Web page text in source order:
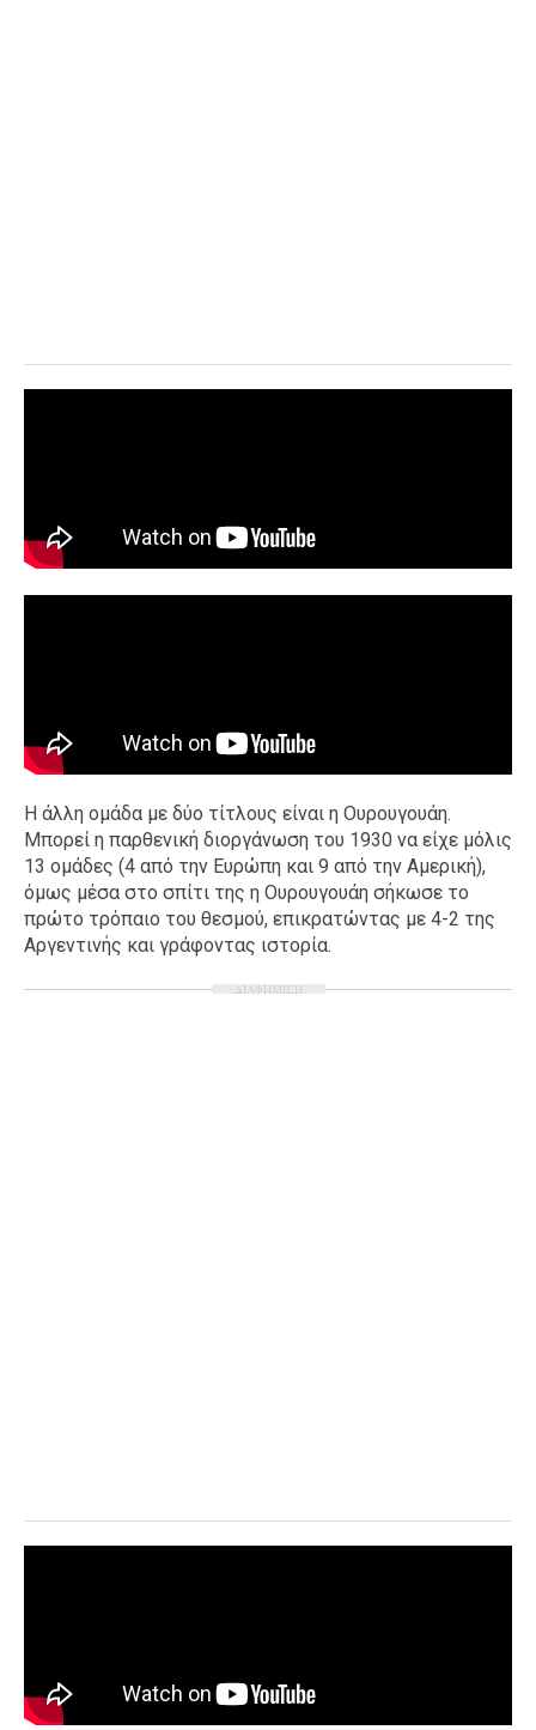
Η άλλη ομάδα με δύο τίτλους είναι η Ουρουγουάη.
Μπορεί η παρθενική διοργάνωση του 1930 να είχε μόλις
13 ομάδες (4 από την Ευρώπη και 9 από την Αμερική),
όμως μέσα στο σπίτι της η Ουρουγουάη σήκωσε το
πρώτο τρόπαιο του θεσμού, επικρατώντας με 4-2 της
Αργεντινής και γράφοντας ιστορία.
ΔΙΑΦΗΜΙΣΗ